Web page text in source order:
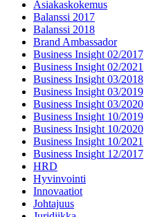
Asiakaskokemus
Balanssi 2017
Balanssi 2018
Brand Ambassador
Business Insight 02/2017
Business Insight 02/2021
Business Insight 03/2018
Business Insight 03/2019
Business Insight 03/2020
Business Insight 10/2019
Business Insight 10/2020
Business Insight 10/2021
Business Insight 12/2017
HRD
Hyvinvointi
Innovaatiot
Johtajuus